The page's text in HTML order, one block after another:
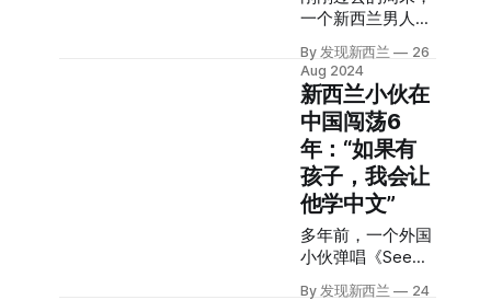
专业，就想着做个
与之相
离美国近，学校的
选择也多，学费也
算合适。 决定好了
要去加拿大之后，
她就开始着手申请
学校。 加拿大的学
签等待群里有着无
数心碎的人 因为不
信任中介，Luna的
学校申请和签证申
请全都是自己亲手
去做。“自己的事
情还是自己做比较
年前那个只身闯荡
新西兰的女孩又心
动了。 简单商量过
后，他们很快做出
决定，递交了申
请，顺利拿到加拿
大PR。 2020年，
他们第一次登陆温
哥华，体验了这个
国家。 2022年9
月，经过考量，两
人将居住城市选在
蒙特利尔，正式搬
因为家里有亲戚生
便决定把她送过来
留学。 虽然家人也
有讨论过送她出国
的事情，但是具体
的日期一直没有确
定，她就按部就班
的参加中考，考入
了本地一所不错的
高中，读了几周
后，父母把一切安
排妥当后，和她说
Aimee的自述： 受
访人：Aimee 图片
素材提供：Aimee
采访、撰稿：十一
加漂十几年，落脚
小城 我出生于
1990年，是一个土
生土长的北京孩
子，然而，繁忙的
城市和快节奏的生
活并不适合我。我
一直喜欢田园的牧
场生活。 高中毕业
一个新西兰男人死
在中国的山野中。
在新西兰，不少人
发文缅怀。
“Nathan是一位哲
学家，他创造了一
种世界观，他既是
一个愤世嫉俗者，
也是一个乐观主义
者。” “Nathan是一
位真正的冒险家，
无论是在骑行中还
是在骑行之外，他
By 发现新西兰
26
Aug 2024
新西兰小伙在
中国闯荡6
年：“如果有
孩子，我会让
他学中文”
多年前，一个外国
小伙弹唱《See
you again》中文
By 发现新西兰
24